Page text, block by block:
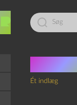
Led
efter:
Tag:
Ét indlæg